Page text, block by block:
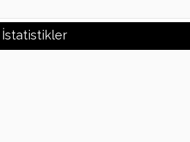
İstatistikler